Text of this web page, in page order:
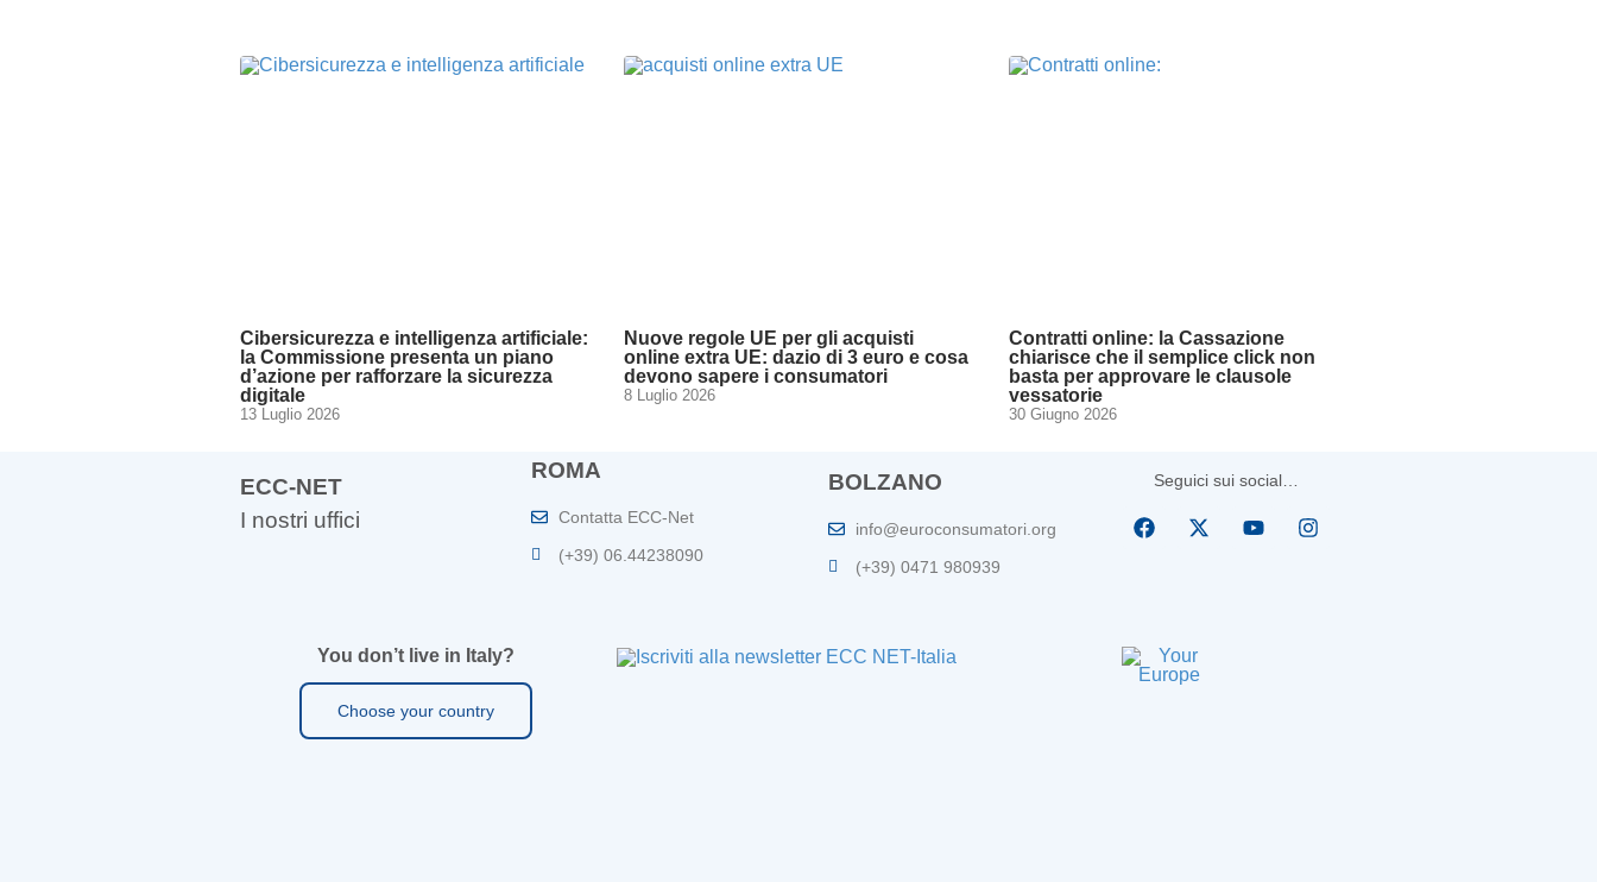
Cibersicurezza e intelligenza artificiale:
la Commissione presenta un piano
d’azione per rafforzare la sicurezza
digitale
13 Luglio 2026
Nuove regole UE per gli acquisti
online extra UE: dazio di 3 euro e cosa
devono sapere i consumatori
8 Luglio 2026
Contratti online: la Cassazione
chiarisce che il semplice click non
basta per approvare le clausole
vessatorie
30 Giugno 2026
ECC-NET
I nostri uffici
ROMA
Contatta ECC-Net
(+39) 06.44238090
BOLZANO
info@euroconsumatori.org
(+39) 0471 980939
Seguici sui social…
You don’t live in Italy?
Choose your country